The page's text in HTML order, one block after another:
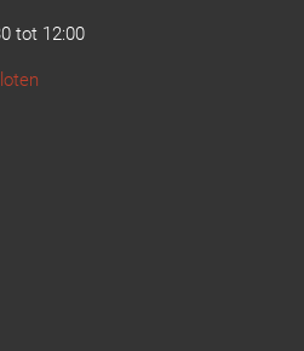
tot 12:00